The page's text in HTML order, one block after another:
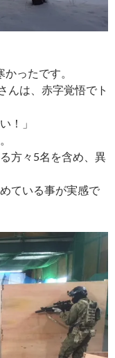
ったです。
んは、赤字覚悟でト
！」
方々5名を含め、異
ている事が実感で